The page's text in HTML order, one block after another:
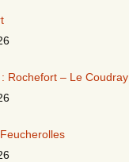
Rochefort – Le Coudray